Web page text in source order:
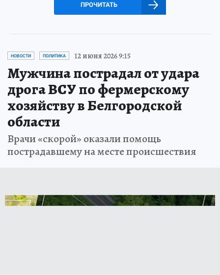
ПРОЧИТАТЬ
НОВОСТИ ПОЛИТИКА 12 июня 2026 9:15
Мужчина пострадал от удара
дрога ВСУ по фермерскому
хозяйству в Белгородской
области
Врачи «скорой» оказали помощь
пострадавшему на месте происшествия